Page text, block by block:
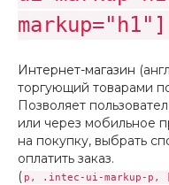
markup="h1"]
Интернет-магазин
торгующий товарами
Позволяет
или через мобильное
на покупку, выбрать
оплатить заказ.
( p, .intec-ui-markup-p,